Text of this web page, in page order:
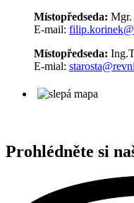
Místopředseda:
E-mail:
Místopředseda:
E-mial:
Prohlédněte si